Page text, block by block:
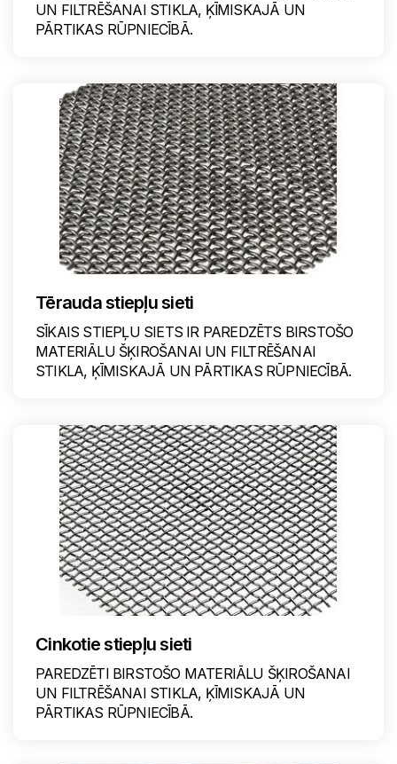
UN FILTRĒŠANAI STIKLA, ĶĪMISKAJĀ UN
PĀRTIKAS RŪPNIECĪBĀ.
Tērauda stiepļu sieti
SĪKAIS STIEPĻU SIETS IR PAREDZĒTS BIRSTOŠO
MATERIĀLU ŠĶIROŠANAI UN FILTRĒŠANAI
STIKLA, ĶĪMISKAJĀ UN PĀRTIKAS RŪPNIECĪBĀ.
Cinkotie stiepļu sieti
PAREDZĒTI BIRSTOŠO MATERIĀLU ŠĶIROŠANAI
UN FILTRĒŠANAI STIKLA, ĶĪMISKAJĀ UN
PĀRTIKAS RŪPNIECĪBĀ.